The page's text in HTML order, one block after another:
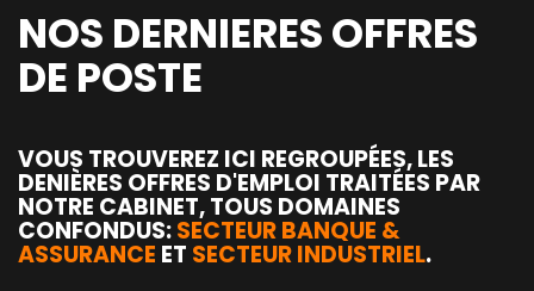
NOS DERNIERES OFFRES
DE POSTE
VOUS TROUVEREZ ICI REGROUPÉES, LES
DENIÈRES OFFRES D'EMPLOI TRAITÉES PAR
NOTRE CABINET, TOUS DOMAINES
CONFONDUS:SECTEUR BANQUE &
ASSURANCE ET SECTEUR INDUSTRIEL.